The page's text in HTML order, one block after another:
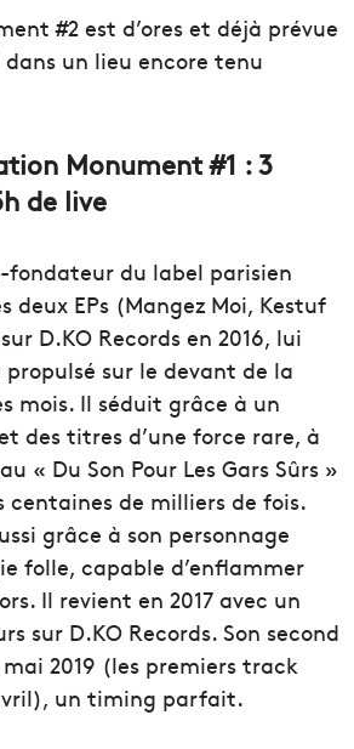
#2 est d’ores et déjà prévue
un lieu encore tenu
Monument #1 : 3
de live
fondateur du label parisien
deux EPs (Mangez Moi, Kestuf
D.KO Records en 2016, lui
sur le devant de la
mois. Il séduit grâce à un
des titres d’une force rare, à
« Du Son Pour Les Gars Sûrs »
centaines de milliers de fois.
grâce à son personnage
folle, capable d’enflammer
Il revient en 2017 avec un
sur D.KO Records. Son second
2019 (les premiers track
un timing parfait.